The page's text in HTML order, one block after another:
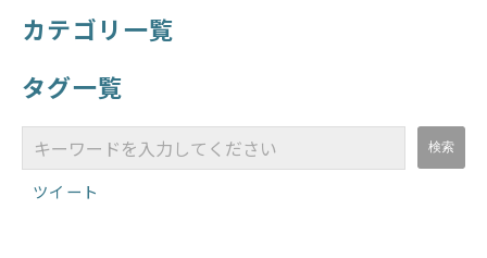
カテゴリ一覧
タグ一覧
ツイート